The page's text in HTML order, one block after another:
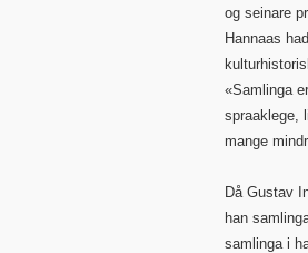
og seinare
Hannaas
«Samlinga
spraaklege,
mange
Då Gustav
han
samlinga i